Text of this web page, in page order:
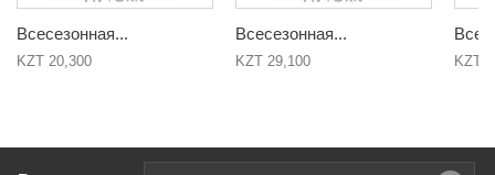
Всесезонная...
KZT 20,300
Всесезонная...
KZT 29,100 KZT